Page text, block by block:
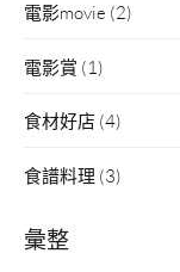
電影movie (2)
電影賞 (1)
食材好店 (4)
食譜料理 (3)
彙整